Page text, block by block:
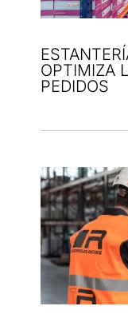
OPTIMIZA
PEDIDOS